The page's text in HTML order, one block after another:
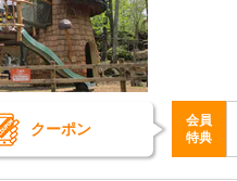
クーポン
会員
特典